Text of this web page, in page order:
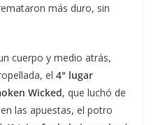
más duro, sin
cuerpo y medio atrás,
el 4° lugar
Wicked, que luchó de
en las apuestas, el potro